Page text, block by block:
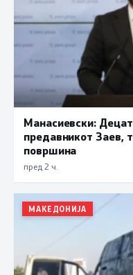
Манасиевски:
предавникот Заев,
површина
пред 2 ч.
МАКЕДОНИЈА